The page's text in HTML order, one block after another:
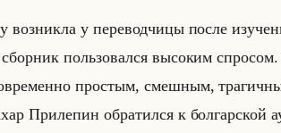
воз­ник­ла у пе­ре­вод­чи­цы после
пользо­вал­ся вы­со­ким
про­стым, смеш­ным,
При­ле­пин об­ра­тил­ся к бол­гар­ской